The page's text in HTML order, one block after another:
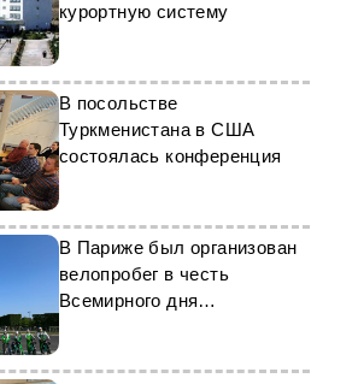
курортную систему
В посольстве
Туркменистана в США
состоялась конференция
В Париже был организован
велопробег в честь
Всемирного дня
велосипеда.